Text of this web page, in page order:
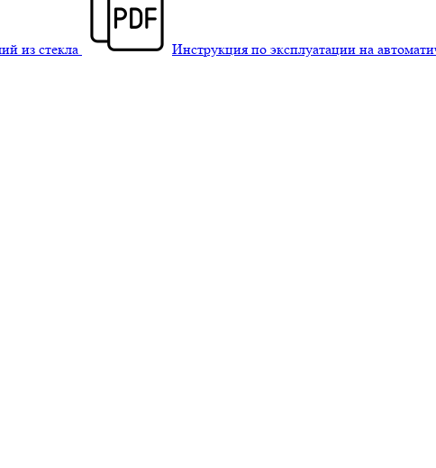
из стекла Инструкция по эксплуатации на